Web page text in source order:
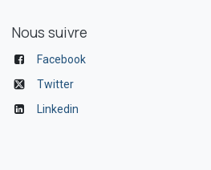
Nous suivre
Facebook
Twitter
Linkedin